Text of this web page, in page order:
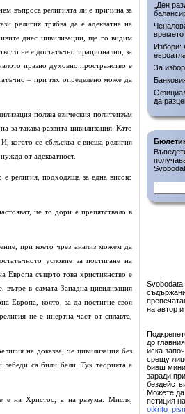
въпроса религията ли е причина за
религия трябва да е адекватна на
днес цивилизации, ще го видим
не е достатъчно ирационално, за
празно духовно пространство е
– при тях определено може да
ползва езическия политеизъм
за такава развита цивилизация. Като
когато се сблъсква с висша религия
от адекватност.
религия, подходяща за една високо
че то дори е препятствало в
при което чрез анализ можем да
условие за постигане на
Европа същото това християнство е
в самата Западна цивилизация
Европа, която, за да постигне своя
не е инертна част от сплавта,
не доказва, че цивилизация без
лебеди са били бели. Тук теорията е
е на Христос, а на разума. Мисля,
„Ден
времето
Избори:
За
да
на автор
до
иска
срещу
бивш
заради
Можете да
петиция